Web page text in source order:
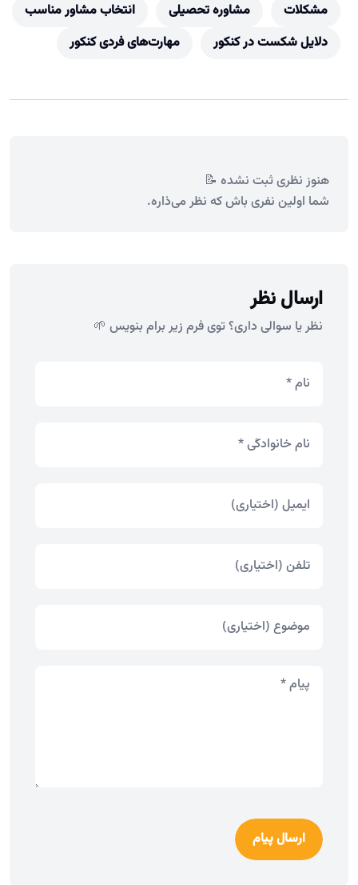
مشکلات
مشاوره تحصیلی
انتخاب مشاور مناسب
دلایل شکست در کنکور
مهارت‌های فردی کنکور
هنوز نظری ثبت نشده 📝
شما اولین نفری باش که نظر می‌ذاره.
ارسال نظر
نظر یا سوالی داری؟ توی فرم زیر برام بنویس 🌱
ارسال پیام